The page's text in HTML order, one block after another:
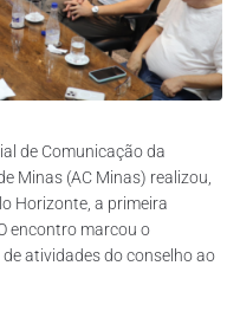
de Comunicação da
Minas (AC Minas) realizou,
Horizonte, a primeira
encontro marcou o
atividades do conselho ao